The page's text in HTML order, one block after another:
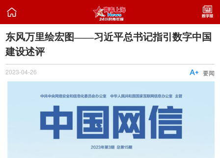

东风万里绘宏图——习近平总书记指引数字中国
建设述评
2023-04-26 要闻
